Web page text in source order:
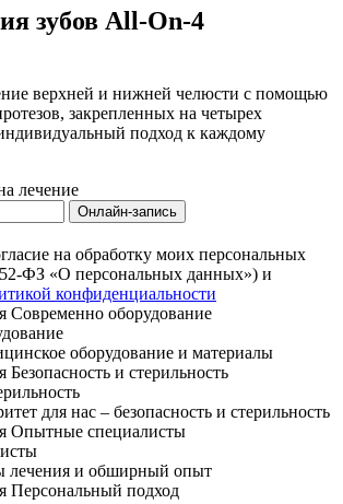
зубов All-On-4
верхней и нижней челюсти с помощью
закрепленных на четырех
подход к каждому
лечение
Онлайн-запись
на обработку моих персональных
ФЗ «О персональных данных») и
конфиденциальности
оборудование и материалы
для нас – безопасность и стерильность
лечения и обширный опыт